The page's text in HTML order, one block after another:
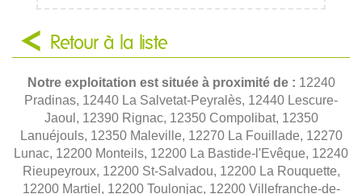
Retour à la liste
Notre exploitation est située à proximité de : 12240
Pradinas, 12440 La Salvetat-Peyralès, 12440 Lescure-
Jaoul, 12390 Rignac, 12350 Compolibat, 12350
Lanuéjouls, 12350 Maleville, 12270 La Fouillade, 12270
Lunac, 12200 Monteils, 12200 La Bastide-l'Evêque, 12240
Rieupeyroux, 12200 St-Salvadou, 12200 La Rouquette,
12200 Martiel, 12200 Toulonjac, 12200 Villefranche-de-